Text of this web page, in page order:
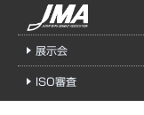
展示会
ISO審査